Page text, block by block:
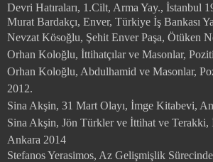
Devri Hatıraları, 1.Cilt, Arma Yay., İstanbul
Murat Bardakçı, Enver, Türkiye İş Bankası
Nevzat Kösoğlu, Şehit Enver Paşa, Ötüken
Orhan Koloğlu, İttihatçılar ve Masonlar,
Orhan Koloğlu, Abdulhamid ve Masonlar,
2012.
Sina Akşin, 31 Mart Olayı, İmge Kitabevi,
Sina Akşin, Jön Türkler ve İttihat ve Terakki,
Ankara 2014
Stefanos Yerasimos, Az Gelişmişlik